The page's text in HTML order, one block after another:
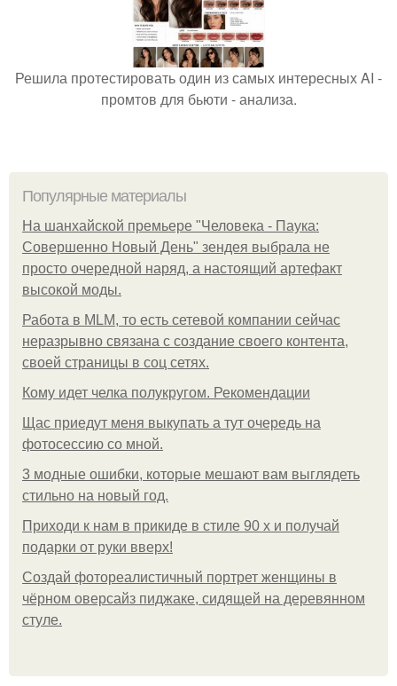
Решила протестировать один из самых интересных AI -
промтов для бьюти - анализа.
Популярные материалы
На шанхайской премьере "Человека - Паука:
Совершенно Новый День" зендея выбрала не
просто очередной наряд, а настоящий артефакт
высокой моды.
Работа в MLM, то есть сетевой компании сейчас
неразрывно связана с создание своего контента,
своей страницы в соц сетях.
Кому идет челка полукругом. Рекомендации
Щас приедут меня выкупать а тут очередь на
фотосессию со мной.
3 модные ошибки, которые мешают вам выглядеть
стильно на новый год.
Приходи к нам в прикиде в стиле 90 х и получай
подарки от руки вверх!
Создай фотореалистичный портрет женщины в
чёрном оверсайз пиджаке, сидящей на деревянном
стуле.